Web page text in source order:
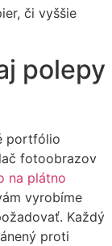
či vyššie
polepy
portfólio
fotoobrazov
na plátno
vyrobíme
Každý
proti